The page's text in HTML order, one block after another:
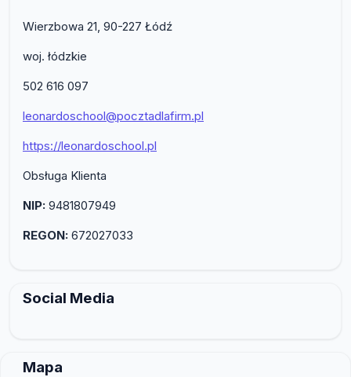
Wierzbowa 21, 90-227 Łódź
woj. łódzkie
502 616 097
leonardoschool@pocztadlafirm.pl
https://leonardoschool.pl
Obsługa Klienta
NIP: 9481807949
REGON: 672027033
Social Media
Mapa